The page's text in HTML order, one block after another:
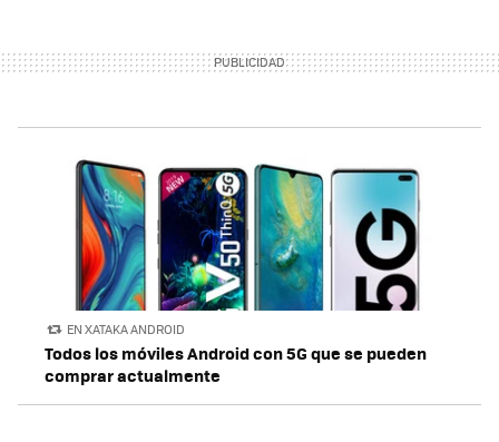
EN XATAKA ANDROID
Todos los móviles Android con 5G que se pueden
comprar actualmente